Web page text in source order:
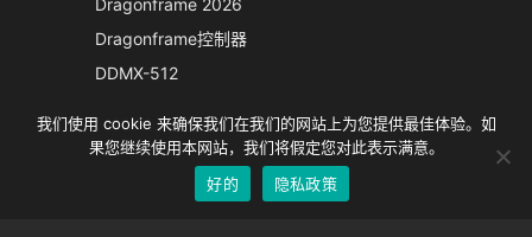
Dragonframe 2026
Dragonframe控制器
DDMX-512
EOS LV 校正帽
我们使用 cookie 来确保我们在我们的网站上为您提供最佳体验。如
果您继续使用本网站，我们将假定您对此表示满意。
好的
隐私政策
English